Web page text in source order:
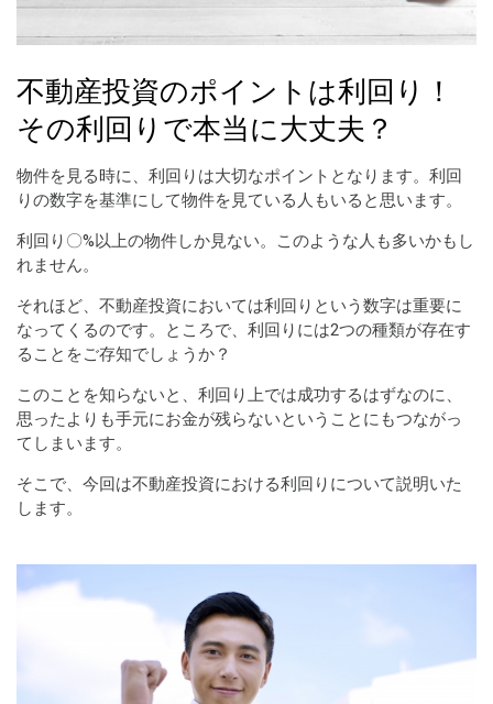
不動産投資のポイントは利回り！
その利回りで本当に大丈夫？
物件を見る時に、利回りは大切なポイントとなります。利回
りの数字を基準にして物件を見ている人もいると思います。
利回り〇%以上の物件しか見ない。このような人も多いかもし
れません。
それほど、不動産投資においては利回りという数字は重要に
なってくるのです。ところで、利回りには2つの種類が存在す
ることをご存知でしょうか？
このことを知らないと、利回り上では成功するはずなのに、
思ったよりも手元にお金が残らないということにもつながっ
てしまいます。
そこで、今回は不動産投資における利回りについて説明いた
します。